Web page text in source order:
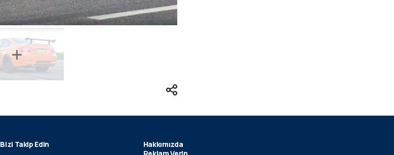
Bizi Takip Edin
Hakkımızda